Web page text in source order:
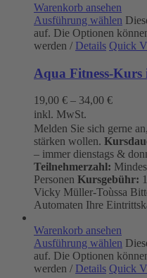
Warenkorb ansehen
Ausführung wählen
auf. Die Optionen
werden / Details Quick
Aqua Fitness-Kurs
19,00 € – 34,00 €
inkl. MwSt.
Melden Sie sich gerne
stärken wollen.
– immer dienstags &
Teilnehmerzahl:
Personen Kursgebühr:
Vicky Müller-Toùssa
Automaten Ihre
Warenkorb ansehen
Ausführung wählen
auf. Die Optionen
werden / Details Quick